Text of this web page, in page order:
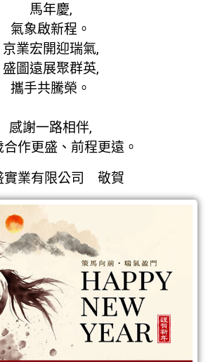
馬年慶,
氣象啟新程。
京業宏開迎瑞氣,
盛圖遠展聚群英,
攜手共騰榮。
感謝一路相伴,
作更盛、前程更遠。
實業有限公司
敬賀